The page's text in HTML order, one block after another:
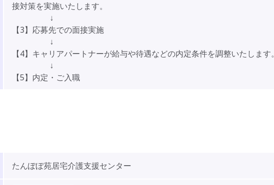
接対策を実施いたします。
↓
【3】応募先での面接実施
↓
【4】キャリアパートナーが給与や待遇などの内定条件を調整いたします。
↓
【5】内定・ご入職
たんぽぽ苑居宅介護支援センター